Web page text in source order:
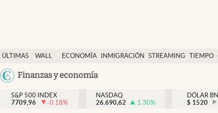
ÚLTIMAS
NOTICIAS
WALL
DÓLAR
ECONOMÍA INMIGRACIÓN STREAMING TIEMPO
México
Finanzas y economía
Finanzas y economía
Wall Street y dólar
Inmigración
S&P 500 INDEX
7709,96
-0.18%
NASDAQ
26.690,62
1.30%
DÓLAR
$ 1520